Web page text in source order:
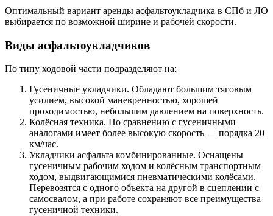
Оптимальный вариант аренды асфальтоукладчика в СПб и ЛО
выбирается по возможной ширине и рабочей скорости.
Виды асфальтоукладчиков
По типу ходовой части подразделяют на:
Гусеничные укладчики. Обладают большим тяговым
усилием, высокой маневренностью, хорошей
проходимостью, небольшим давлением на поверхность.
Колёсная техника. По сравнению с гусеничными
аналогами имеет более высокую скорость — порядка 20
км/час.
Укладчики асфальта комбинированные. Оснащены
гусеничным рабочим ходом и колёсным транспортным
ходом, выдвигающимися пневматическими колёсами.
Перевозятся с одного объекта на другой в сцеплении с
самосвалом, а при работе сохраняют все преимущества
гусеничной техники.